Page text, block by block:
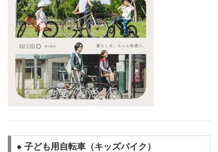
● 子ども用自転車（キッズバイク）